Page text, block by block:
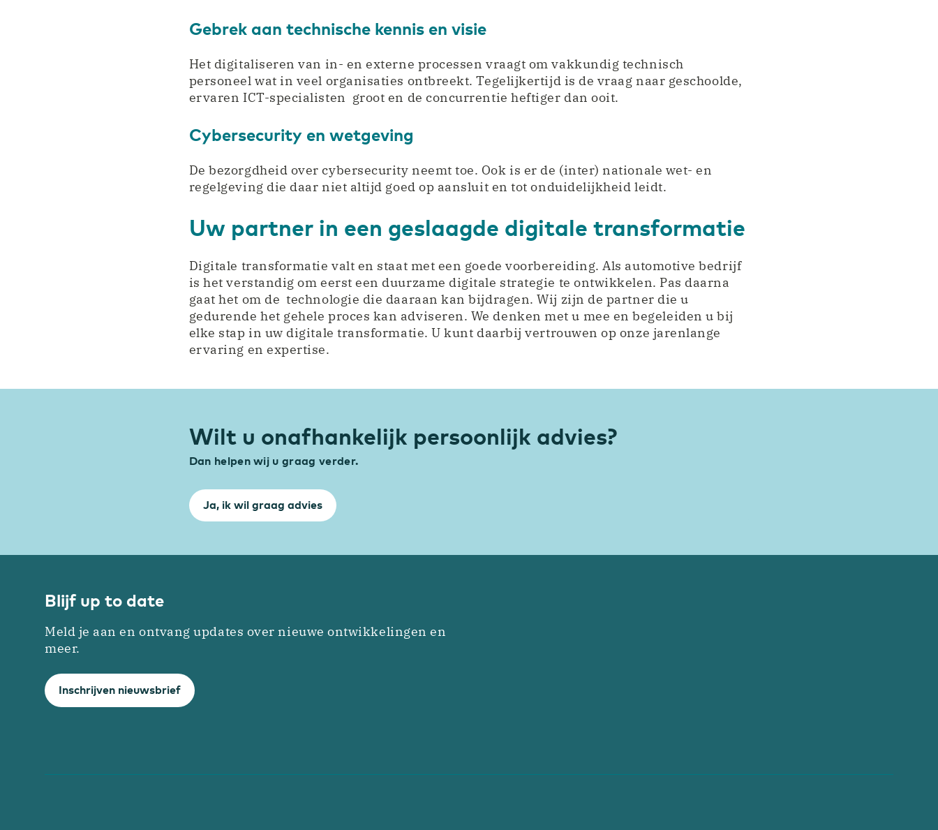
Gebrek aan technische kennis en visie
Het digitaliseren van in- en externe processen vraagt om vakkundig technisch
personeel wat in veel organisaties ontbreekt. Tegelijkertijd is de vraag naar geschoolde,
ervaren ICT-specialisten groot en de concurrentie heftiger dan ooit.
Cybersecurity en wetgeving
De bezorgdheid over cybersecurity neemt toe. Ook is er de (inter) nationale wet- en
regelgeving die daar niet altijd goed op aansluit en tot onduidelijkheid leidt.
Uw partner in een geslaagde digitale transformatie
Digitale transformatie valt en staat met een goede voorbereiding. Als automotive bedrijf
is het verstandig om eerst een duurzame digitale strategie te ontwikkelen. Pas daarna
gaat het om de technologie die daaraan kan bijdragen. Wij zijn de partner die u
gedurende het gehele proces kan adviseren. We denken met u mee en begeleiden u bij
elke stap in uw digitale transformatie. U kunt daarbij vertrouwen op onze jarenlange
ervaring en expertise.
Wilt u onafhankelijk persoonlijk advies?
Dan helpen wij u graag verder.
Ja, ik wil graag advies
Blijf up to date
Meld je aan en ontvang updates over nieuwe ontwikkelingen en
meer.
Inschrijven nieuwsbrief